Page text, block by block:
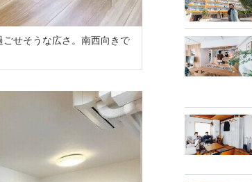
せそうな広さ。南西向きで